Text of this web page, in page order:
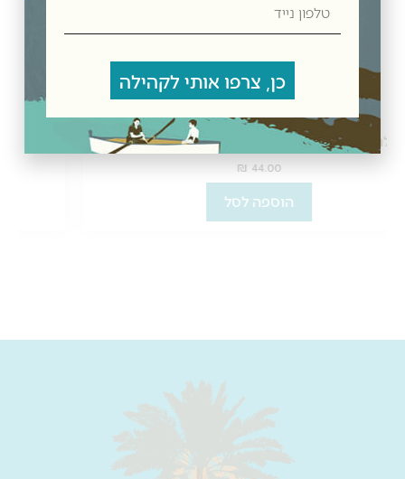
תרמוס נירוסטה מבודד – 1200 מ"ל
הוספה לסל
נייד
כן, צרפו אותי לקהילה